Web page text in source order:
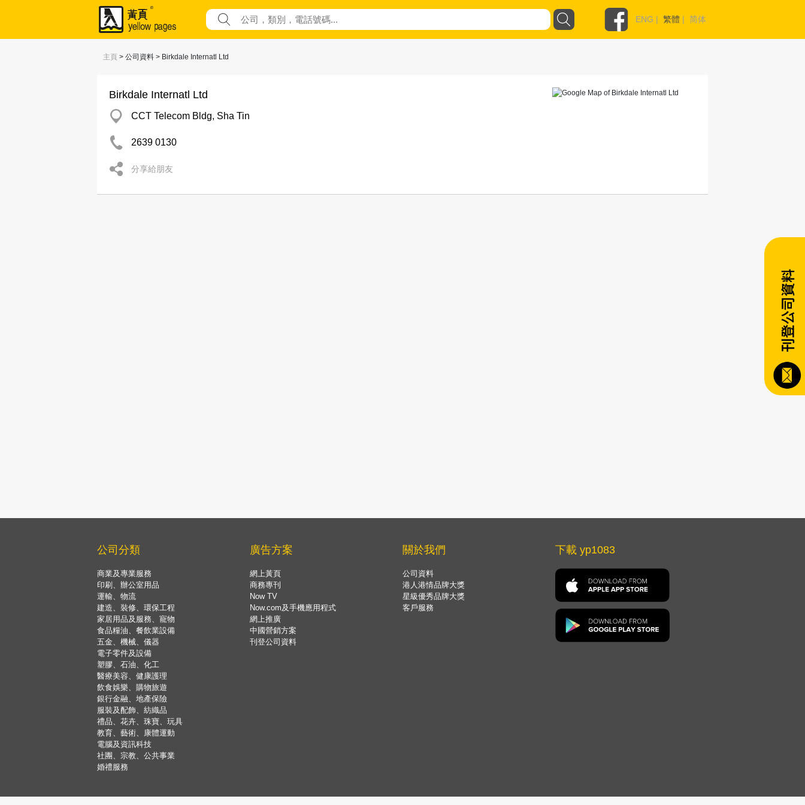
ENG | 繁體 | 简体
主頁 > 公司資料 > Birkdale Internatl Ltd
Birkdale Internatl Ltd
CCT Telecom Bldg, Sha Tin
2639 0130
分享給朋友
公司分類
商業及專業服務
印刷、辦公室用品
運輸、物流
建造、裝修、環保工程
家居用品及服務、寵物
食品糧油、餐飲業設備
五金、機械、儀器
電子零件及設備
塑膠、石油、化工
醫療美容、健康護理
飲食娛樂、購物旅遊
銀行金融、地產保險
服裝及配飾、紡織品
禮品、花卉、珠寶、玩具
教育、藝術、康體運動
電腦及資訊科技
社團、宗教、公共事業
婚禮服務
廣告方案
網上黃頁
商務專刊
Now TV
Now.com及手機應用程式
網上推廣
中國營銷方案
刊登公司資料
關於我們
公司資料
港人港情品牌大獎
星級優秀品牌大獎
客戶服務
下載 yp1083